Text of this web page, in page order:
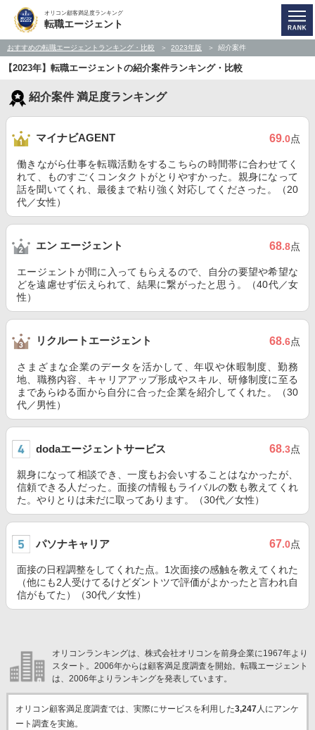
オリコン顧客満足度ランキング
転職エージェント
おすすめの転職エージェントランキング・比較 2023年版 紹介案件
【2023年】転職エージェントの紹介案件ランキング・比較
紹介案件 満足度ランキング
マイナビAGENT 69.0点
働きながら仕事を転職活動をするこちらの時間帯に合わせてく
れて、ものすごくコンタクトがとりやすかった。親身になって
話を聞いてくれ、最後まで粘り強く対応してくださった。（20
代／女性）
エン エージェント 68.8点
エージェントが間に入ってもらえるので、自分の要望や希望な
どを遠慮せず伝えられて、結果に繋がったと思う。（40代／女
性）
リクルートエージェント 68.6点
さまざまな企業のデータを活かして、年収や休暇制度、勤務
地、職務内容、キャリアアップ形成やスキル、研修制度に至る
まであらゆる面から自分に合った企業を紹介してくれた。（30
代／男性）
dodaエージェントサービス 68.3点
親身になって相談でき、一度もお会いすることはなかったが、
信頼できる人だった。面接の情報もライバルの数も教えてくれ
た。やりとりは未だに取ってあります。（30代／女性）
パソナキャリア 67.0点
面接の日程調整をしてくれた点。1次面接の感触を教えてくれた
（他にも2人受けてるけどダントツで評価がよかったと言われ自
信がもてた）（30代／女性）
オリコンランキングは、株式会社オリコンを前身企業に1967年より
スタート。2006年からは顧客満足度調査を開始。転職エージェント
は、2006年よりランキングを発表しています。
オリコン顧客満足度調査では、実際にサービスを利用した3,247人にアンケ
ート調査を実施。